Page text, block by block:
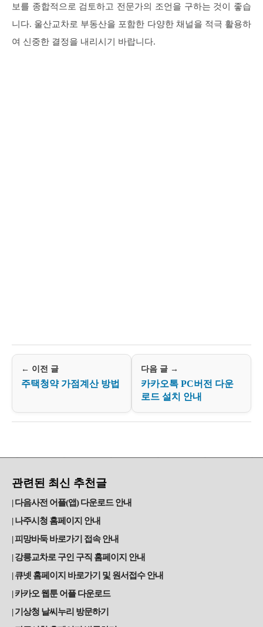
보를 종합적으로 검토하고 전문가의 조언을 구하는 것이 좋습
니다. 울산교차로 부동산을 포함한 다양한 채널을 적극 활용하
여 신중한 결정을 내리시기 바랍니다.
← 이전 글
주택청약 가점계산 방법
다음 글 →
카카오톡 PC버전 다운
로드 설치 안내
관련된 최신 추천글
다음사전 어플(앱) 다운로드 안내
나주시청 홈페이지 안내
피망바둑 바로가기 접속 안내
강릉교차로 구인 구직 홈페이지 안내
큐넷 홈페이지 바로가기 및 원서접수 안내
카카오 웹툰 어플 다운로드
기상청 날씨누리 방문하기